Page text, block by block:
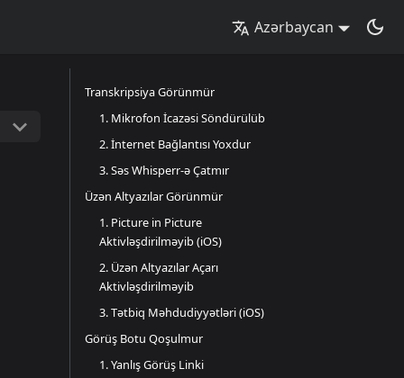
Azərbaycan
Transkripsiya Görünmür
1. Mikrofon İcazəsi Söndürülüb
2. İnternet Bağlantısı Yoxdur
3. Səs Whisperr-ə Çatmır
Üzən Altyazılar Görünmür
1. Picture in Picture
Aktivləşdirilməyib (iOS)
2. Üzən Altyazılar Açarı
Aktivləşdirilməyib
3. Tətbiq Məhdudiyyətləri (iOS)
Görüş Botu Qoşulmur
1. Yanlış Görüş Linki